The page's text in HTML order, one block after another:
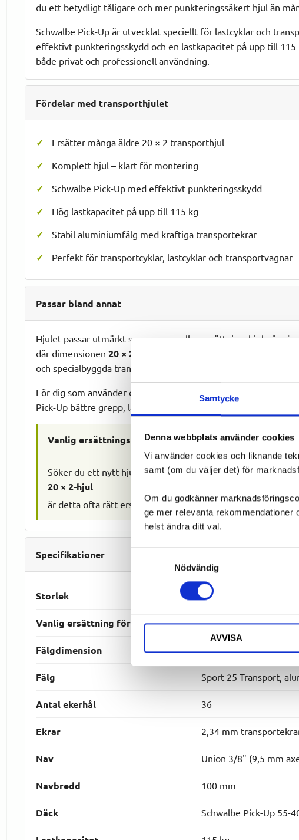
Samtycke
Denna webbplats använder cookies
Vi använder cookies och liknande
samt (om du väljer det) för
Om du godkänner
ge mer relevanta rekommendationer
helst ändra ditt val.
Nödvändig
AVVISA
du ett betydligt tåligare och mer punkteringssäkert hjul än
Schwalbe Pick-Up är utvecklat speciellt för lastcyklar och
effektivt punkteringsskydd och en lastkapacitet på upp till
både privat och professionell användning.
Fördelar med transporthjulet
Ersätter många äldre 20 × 2 transporthjul
Komplett hjul – klart för montering
Schwalbe Pick-Up med effektivt punkteringsskydd
Hög lastkapacitet på upp till 115 kg
Stabil aluminiumfälg med kraftiga transportekrar
Perfekt för transportcyklar, lastcyklar och transportvagnar
Passar bland annat
Hjulet passar utmärkt som reserv- eller ersättningshjul på
där dimensionen 20 × 2
och specialbyggda transportlösningar.
För dig som använder cykeln till leveranser, arbete, handel
Pick-Up bättre grepp, längre livslängd och betydligt lägre risk
Vanlig ersättningsdimension.
Söker du ett nytt hjul till en äldre transportvagn eller
20 × 2-hjul
är detta ofta rätt ersättningshjul. Kontrollera alltid
Specifikationer
Storlek 20" (ETRTO 406)
Vanlig ersättning för 20 × 2 transporthjul
Fälgdimension 406-25
Fälg Sport 25 Transport,
Antal ekerhål 36
Ekrar 2,34 mm
Nav Union 3/8" (9,5 mm
Navbredd 100 mm
Däck Schwalbe Pick-Up 55-